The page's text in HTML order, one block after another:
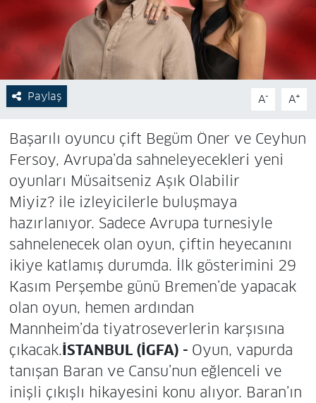
Paylaş A- A+
Başarılı oyuncu çift Begüm Öner ve Ceyhun
Fersoy, Avrupa’da sahneleyecekleri yeni
oyunları Müsaitseniz Aşık Olabilir
Miyiz? ile izleyicilerle buluşmaya
hazırlanıyor. Sadece Avrupa turnesiyle
sahnelenecek olan oyun, çiftin heyecanını
ikiye katlamış durumda. İlk gösterimini 29
Kasım Perşembe günü Bremen’de yapacak
olan oyun, hemen ardından
Mannheim’da tiyatroseverlerin karşısına
çıkacak.İSTANBUL (İGFA) - Oyun, vapurda
tanışan Baran ve Cansu’nun eğlenceli ve
inişli çıkışlı hikayesini konu alıyor. Baran’ın